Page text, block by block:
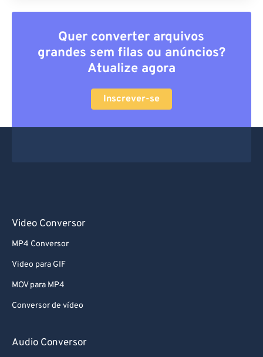
Quer converter arquivos
grandes sem filas ou anúncios?
Atualize agora
Inscrever-se
Video Conversor
MP4 Conversor
Video para GIF
MOV para MP4
Conversor de vídeo
Audio Conversor